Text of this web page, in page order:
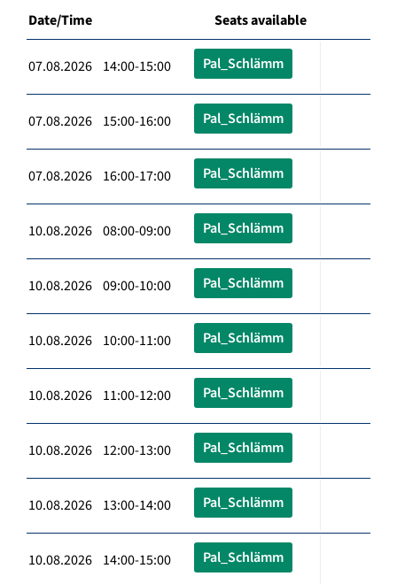
Date/Time Seats available
07.08.2026 14:00-15:00 Pal_Schlämm
07.08.2026 15:00-16:00 Pal_Schlämm
07.08.2026 16:00-17:00 Pal_Schlämm
10.08.2026 08:00-09:00 Pal_Schlämm
10.08.2026 09:00-10:00 Pal_Schlämm
10.08.2026 10:00-11:00 Pal_Schlämm
10.08.2026 11:00-12:00 Pal_Schlämm
10.08.2026 12:00-13:00 Pal_Schlämm
10.08.2026 13:00-14:00 Pal_Schlämm
10.08.2026 14:00-15:00 Pal_Schlämm